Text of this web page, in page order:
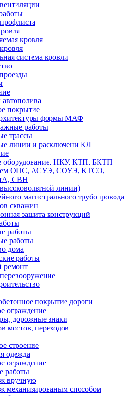
кровля
система кровли
покрытие
формы МАФ
работы
трассы
линии и расключени КЛ
оборудование, НКУ, КТП, БКТП
ОПС, АСУЭ, СОУЭ, КТСО,
СВН
линии)
магистрального трубопровода
скважин
защита конструкций
работы
работы
дома
работы
ремонт
покрытие дороги
ограждение
дорожные знаки
мостов, переходов
строение
одежда
ограждение
работы
вручную
механизированым способом